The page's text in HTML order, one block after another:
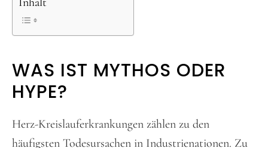
WAS IST MYTHOS ODER
HYPE?
Herz-Kreislauferkrankungen zählen zu den
häufigsten Todesursachen in Industrienationen. Zu